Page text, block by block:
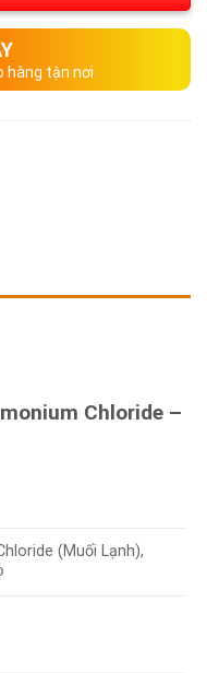
hàng tận nơi
Chloride –
(Muối Lạnh),